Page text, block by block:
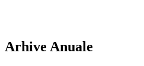
Arhive Anuale